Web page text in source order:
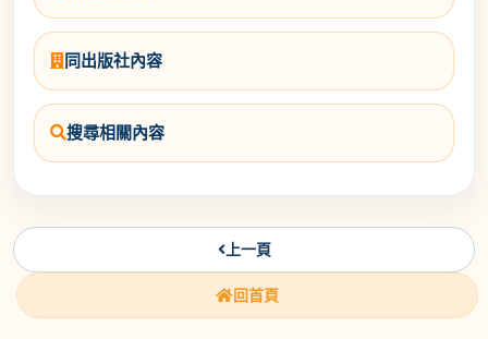
同出版社內容
搜尋相關內容
上一頁
回首頁